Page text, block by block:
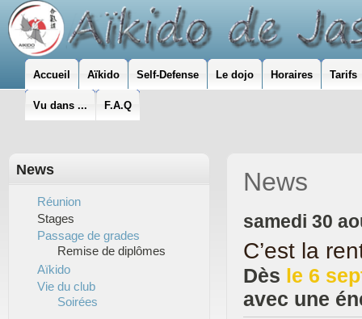
Accueil Aïkido Self-Defense Le dojo Horaires Tarifs
Vu dans ... F.A.Q
News
Réunion
Stages
Passage de grades
Remise de diplômes
Aïkido
Vie du club
Soirées
News
samedi 30
C’est la
Dès le 6
avec une